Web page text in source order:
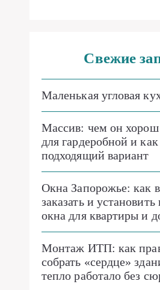
Свежие
Маленькая угловая
Массив: чем он хорош
для гардеробной и
подходящий вариант
Окна Запорожье: как
заказать и
окна для квартиры и
Монтаж ИТП: как
собрать «сердце»
тепло работало без